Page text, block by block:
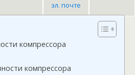
эл. почте
компрессора
компрессора